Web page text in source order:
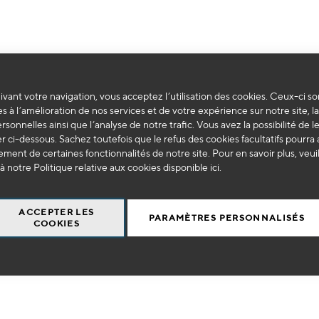
votre navigation, vous acceptez l’utilisation des cookies. Ceux-ci
à l’amélioration de nos services et de votre expérience sur notre site,
ainsi que l’analyse de notre trafic. Vous avez la possibilité de
ci-dessous. Sachez toutefois que le refus des cookies facultatifs pourra
de certaines fonctionnalités de notre site. Pour en savoir plus,
notre Politique relative aux cookies disponible ici
ACCEPTER LES
COOKIES
PARAMÈTRES PERSONNALISÉS
Impossible de trouver des produits correspondants à votre sélection.